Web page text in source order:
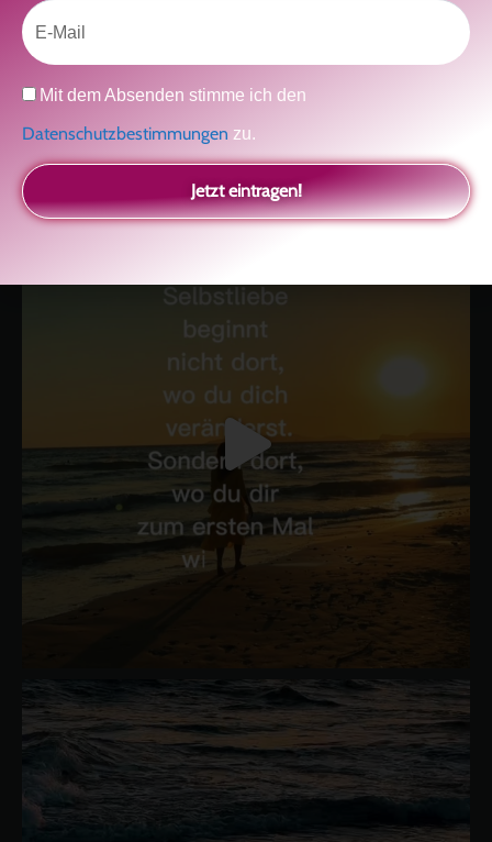
kolitscher.by.biotic
Selbstliebe, Aussöhnung mit der Kindheit, Potenzial entfalten,
glückliche Beziehung-The Master KeyAsha und Marie-Luise
Sisterlove
Email
Datenschutz
Mit dem Absenden stimme ich den
Datenschutzbestimmungen zu.
Jetzt eintragen!